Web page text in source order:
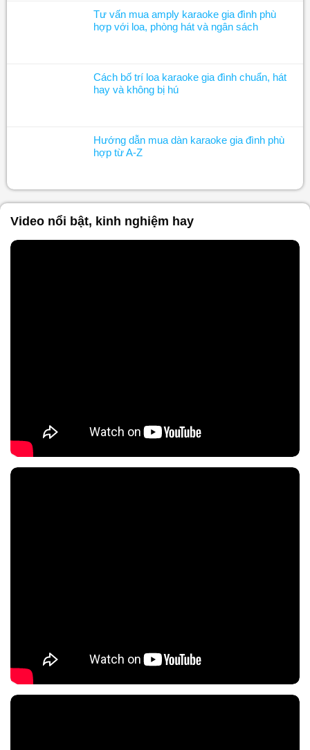
Tư vấn mua amply karaoke gia đình phù
hợp với loa, phòng hát và ngân sách
Cách bố trí loa karaoke gia đình chuẩn, hát
hay và không bị hú
Hướng dẫn mua dàn karaoke gia đình phù
hợp từ A-Z
Video nổi bật, kinh nghiệm hay